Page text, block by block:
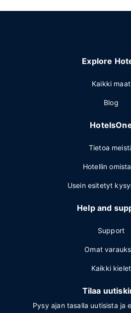
Explore
Kaikki maat
Blog
Tietoa
Hotellin
Usein esitetyt
Help and
Support
Omat
Kaikki kielet
Tilaa
Pysy ajan tasalla uutisista ja